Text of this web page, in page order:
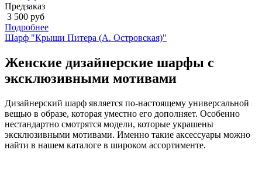
Предзаказ
3 500 руб
Подробнее
Шарф "Крыши Питера (А. Островская)"
Женские дизайнерские шарфы с
эксклюзивными мотивами
Дизайнерский шарф является по-настоящему универсальной
вещью в образе, которая уместно его дополняет. Особенно
нестандартно смотрятся модели, которые украшены
эксклюзивными мотивами. Именно такие аксессуары можно
найти в нашем каталоге в широком ассортименте.